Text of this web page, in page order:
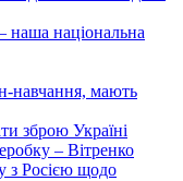
національна
навчання, мають
зброю Україні
– Вітренко
з Росією щодо